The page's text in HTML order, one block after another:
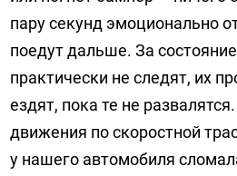
пару секунд эмоционально
поедут дальше. За
практически не следят, их
ездят, пока те не
движения по скоростной
у нашего автомобиля